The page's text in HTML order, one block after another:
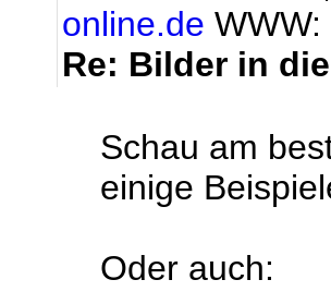
online.de WWW:
Re: Bilder in
Schau am
einige
Oder auch: